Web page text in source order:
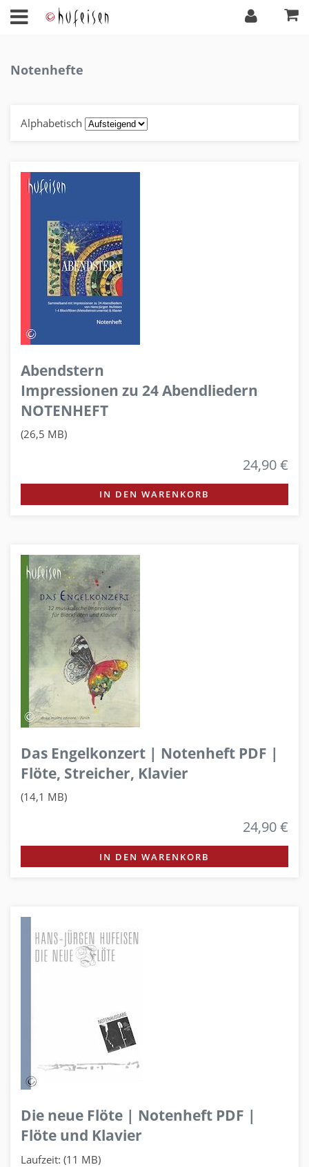
Notenhefte
Alphabetisch
Abendstern
Impressionen zu 24 Abendliedern
NOTENHEFT
(26,5 MB)
24,90 €
IN DEN WARENKORB
Das Engelkonzert | Notenheft PDF |
Flöte, Streicher, Klavier
(14,1 MB)
24,90 €
IN DEN WARENKORB
Die neue Flöte | Notenheft PDF |
Flöte und Klavier
Laufzeit: (11 MB)